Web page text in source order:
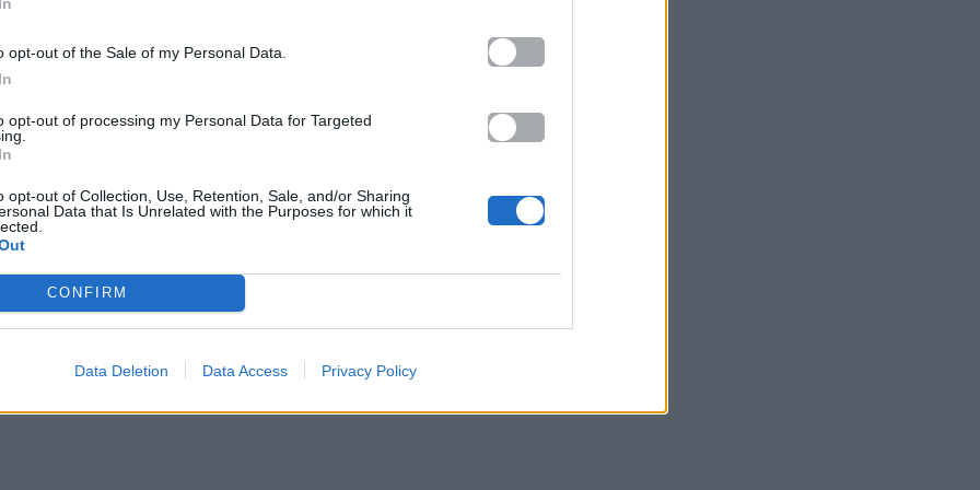
opt-out of the Sale of my Personal Data.
opt-out of processing my Personal Data for Targeted
opt-out of Collection, Use, Retention, Sale, and/or Sharing
Data that Is Unrelated with the Purposes for which it
CONFIRM
Data Deletion Data Access Privacy Policy
την αστείρευτη ενέργεια και τη μοναδική
ο Σάκης Ρουβάς υπόσχεται μια βραδιά
νέα επεισόδια 125-127
καλούνται να ξεπεράσουν τα όριά τους,
προσωπικότητες της ελληνικής και